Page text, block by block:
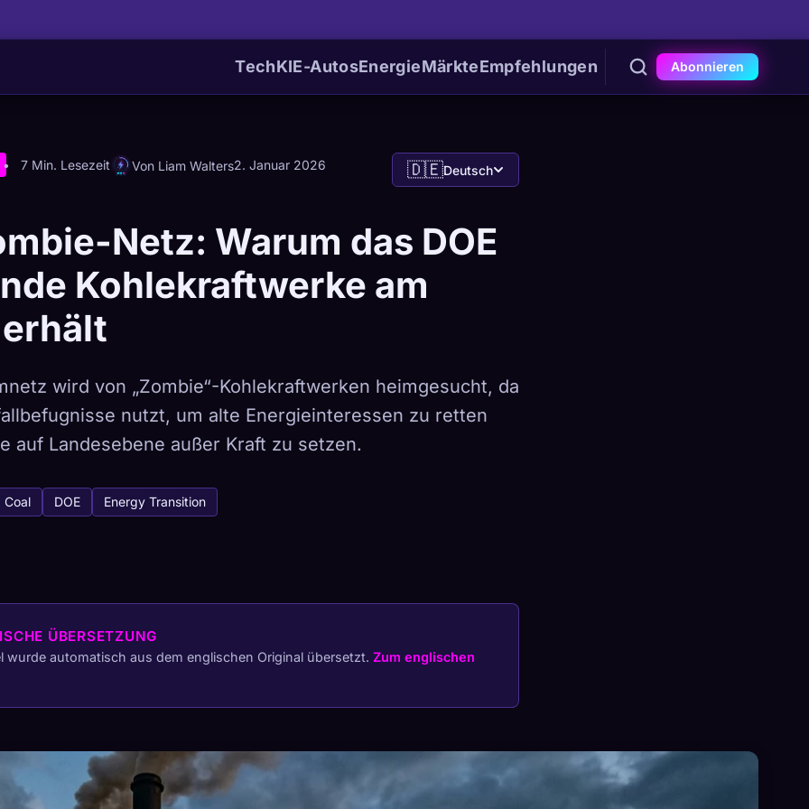
TechKIE-AutosEnergieMärkteEmpfehlungen Abonnieren
7 Min. Lesezeit Von Liam Walters2. Januar 2026 🇩🇪Deutsch
Netz: Warum das DOE
Kohlekraftwerke am
wird von „Zombie“-Kohlekraftwerken heimgesucht, da
nutzt, um alte Energieinteressen zu retten
auf Landesebene außer Kraft zu setzen.
Coal DOE Energy Transition
ÜBERSETZUNG
wurde automatisch aus dem englischen Original übersetzt. Zum englischen
auf allen Geräten Anmelden
SELTENSTE